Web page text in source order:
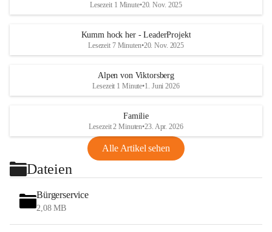
Lesezeit 1 Minute•20. Nov. 2025
Kumm hock her - LeaderProjekt
Lesezeit 7 Minuten•20. Nov. 2025
Alpen von Viktorsberg
Lesezeit 1 Minute•1. Juni 2026
Familie
Lesezeit 2 Minuten•23. Apr. 2026
Alle Artikel sehen
Dateien
Bürgerservice
2,08 MB